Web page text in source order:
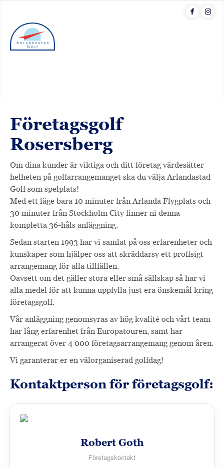
Företagsgolf
Rosersberg
Om dina kunder är viktiga och ditt företag värdesätter
helheten på golfarrangemanget ska du välja Arlandastad
Golf som spelplats!
Med ett läge bara 10 minuter från Arlanda Flygplats och
30 minuter från Stockholm City finner ni denna
kompletta 36-håls anläggning.
Sedan starten 1993 har vi samlat på oss erfarenheter och
kunskaper som hjälper oss att skräddarsy ett proffsigt
arrangemang för alla tillfällen.
Oavsett om det gäller stora eller små sällskap så har vi
alla medel för att kunna uppfylla just era önskemål kring
företagsgolf.
Vår anläggning genomsyras av hög kvalité och vårt team
har lång erfarenhet från Europatouren, samt har
arrangerat över 4 000 företagsarrangemang genom åren.
Vi garanterar er en välorganiserad golfdag!
Kontaktperson för företagsgolf:
Robert Goth
Företagskontakt